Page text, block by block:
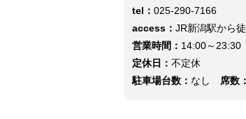
tel： 025-290-7166
access： JR新潟駅から
営業時間： 14:00～23:30
定休日： 不定休
駐車場台数： なし 席数：